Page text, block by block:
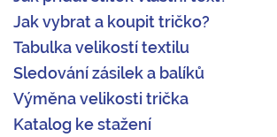
Jak vybrat a koupit tričko?
Tabulka velikostí textilu
Sledování zásilek a balíků
Výměna velikosti trička
Katalog ke stažení